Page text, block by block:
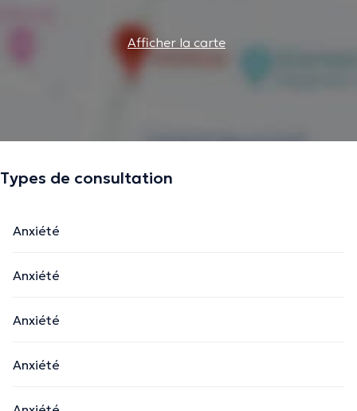
Afficher la carte
Types de consultation
Anxiété
Anxiété
Anxiété
Anxiété